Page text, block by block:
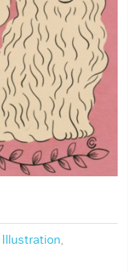
Illustration,